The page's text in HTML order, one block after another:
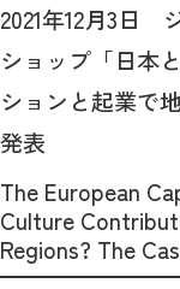
2021年12月3日
ショップ「日本
ションと起業で
発表
The European
Culture
Regions? The